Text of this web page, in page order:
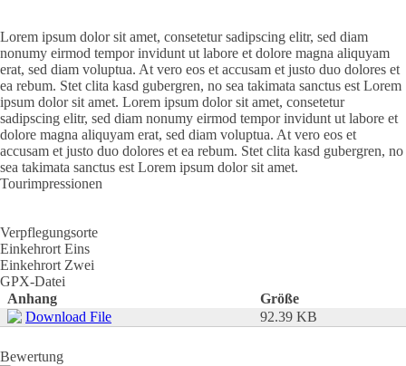
Lorem ipsum dolor sit amet, consetetur sadipscing elitr, sed diam
nonumy eirmod tempor invidunt ut labore et dolore magna aliquyam
erat, sed diam voluptua. At vero eos et accusam et justo duo dolores et
ea rebum. Stet clita kasd gubergren, no sea takimata sanctus est Lorem
ipsum dolor sit amet. Lorem ipsum dolor sit amet, consetetur
sadipscing elitr, sed diam nonumy eirmod tempor invidunt ut labore et
dolore magna aliquyam erat, sed diam voluptua. At vero eos et
accusam et justo duo dolores et ea rebum. Stet clita kasd gubergren, no
sea takimata sanctus est Lorem ipsum dolor sit amet.
Tourimpressionen
Verpflegungsorte
Einkehrort Eins
Einkehrort Zwei
GPX-Datei
Anhang
Größe
Download File
92.39 KB
Bewertung